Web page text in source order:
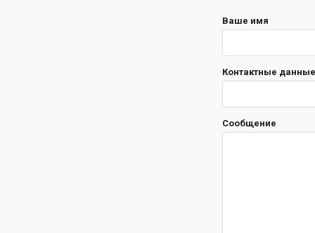
Ваше имя
Контактные
Сообщение